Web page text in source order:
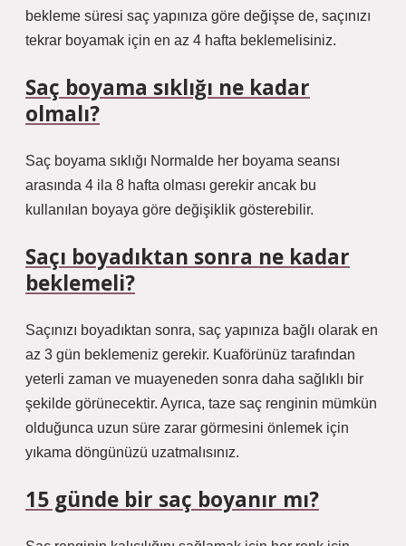
bekleme süresi saç yapınıza göre değişse de, saçınızı
tekrar boyamak için en az 4 hafta beklemelisiniz.
Saç boyama sıklığı ne kadar
olmalı?
Saç boyama sıklığı Normalde her boyama seansı
arasında 4 ila 8 hafta olması gerekir ancak bu
kullanılan boyaya göre değişiklik gösterebilir.
Saçı boyadıktan sonra ne kadar
beklemeli?
Saçınızı boyadıktan sonra, saç yapınıza bağlı olarak en
az 3 gün beklemeniz gerekir. Kuaförünüz tarafından
yeterli zaman ve muayeneden sonra daha sağlıklı bir
şekilde görünecektir. Ayrıca, taze saç renginin mümkün
olduğunca uzun süre zarar görmesini önlemek için
yıkama döngünüzü uzatmalısınız.
15 günde bir saç boyanır mı?